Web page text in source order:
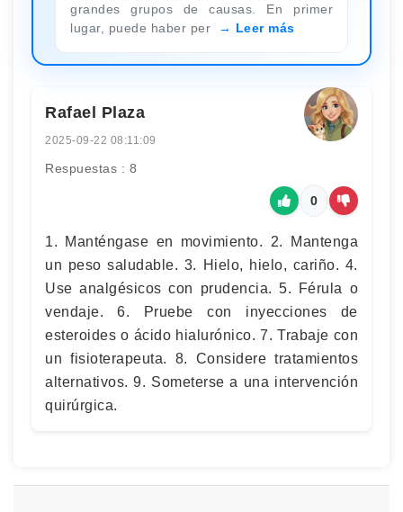
grandes grupos de causas. En primer
lugar, puede haber per
Leer más
Rafael Plaza
2025-09-22 08:11:09
Respuestas : 8
0
1. Manténgase en movimiento. 2. Mantenga
un peso saludable. 3. Hielo, hielo, cariño. 4.
Use analgésicos con prudencia. 5. Férula o
vendaje. 6. Pruebe con inyecciones de
esteroides o ácido hialurónico. 7. Trabaje con
un fisioterapeuta. 8. Considere tratamientos
alternativos. 9. Someterse a una intervención
quirúrgica.